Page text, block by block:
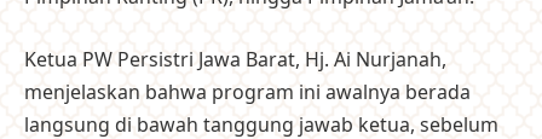
Ketua PW Persistri Jawa Barat, Hj. Ai Nurjanah,
menjelaskan bahwa program ini awalnya berada
langsung di bawah tanggung jawab ketua, sebelum